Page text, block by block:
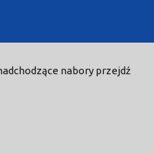
nabory przejdź